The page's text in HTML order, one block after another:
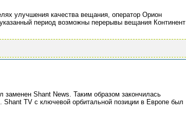
улучшения качества вещания, оператор Орион
период возможны перерывы вещания Континент
Shant News. Таким образом закончилась
TV с ключевой орбитальной позиции в Европе был